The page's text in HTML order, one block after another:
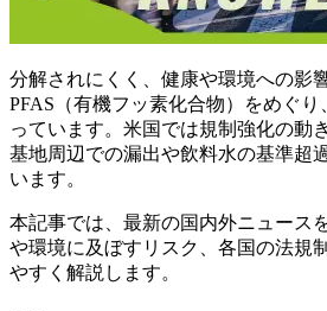
分解されにくく、健康や環境への影
PFAS（有機フッ素化合物）をめぐり
っています。米国では規制強化の動
基地周辺での漏出や飲料水の基準超
います。
本記事では、最新の国内外ニュース
や環境に及ぼすリスク、各国の法規
やすく解説します。